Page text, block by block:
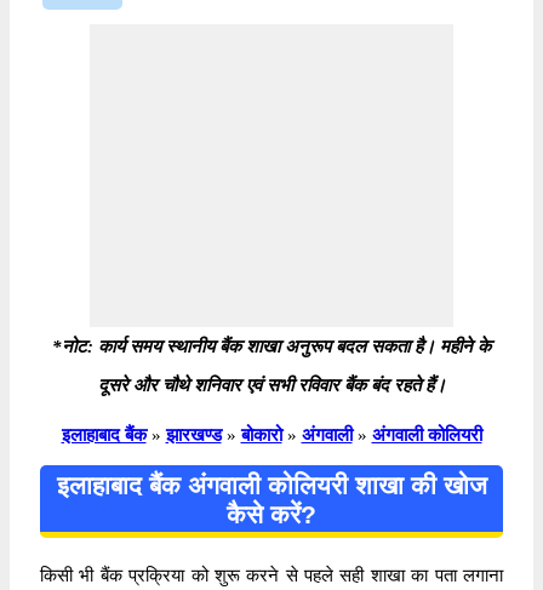
*नोट: कार्य समय स्थानीय बैंक शाखा अनुरूप बदल सकता है। महीने के
दूसरे और चौथे शनिवार एवं सभी रविवार बैंक बंद रहते हैं।
इलाहाबाद बैंक » झारखण्ड » बोकारो » अंगवाली » अंगवाली कोलियरी
इलाहाबाद बैंक अंगवाली कोलियरी शाखा की खोज
कैसे करें?
किसी भी बैंक प्रक्रिया को शुरू करने से पहले सही शाखा का पता लगाना